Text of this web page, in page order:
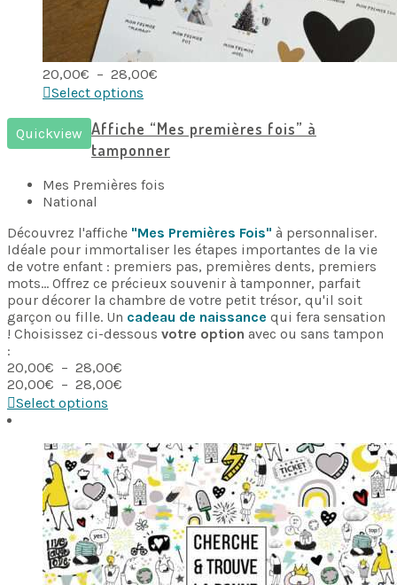
20,00€ – 28,00€
20,00€
à
28,00€
Select options
Quickview Affiche “Mes premières fois” à
tamponner
Mes Premières fois
National
Découvrez l'affiche "Mes Premières Fois" à personnaliser.
Idéale pour immortaliser les étapes importantes de la vie
de votre enfant : premiers pas, premières dents, premiers
mots... Offrez ce précieux souvenir à tamponner, parfait
pour décorer la chambre de votre petit trésor, qu'il soit
garçon ou fille. Un cadeau de naissance qui fera sensation
! Choisissez ci-dessous votre option avec ou sans tampon
:
20,00€ – 28,00€
28,00€
20,00€ – 28,00€
à
28,00€
Select options